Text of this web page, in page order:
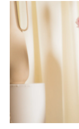
moda & ljepota